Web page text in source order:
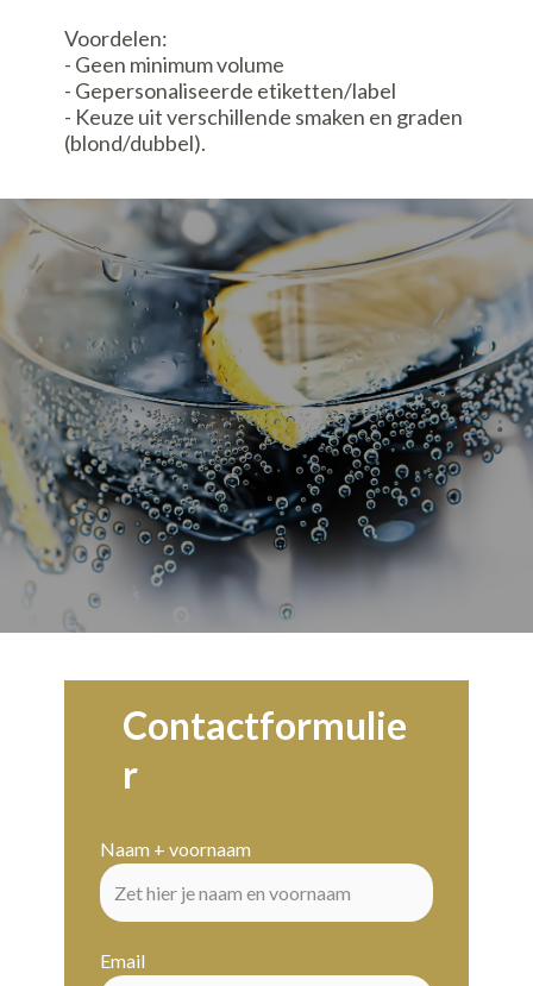
Voordelen:
- Geen minimum volume
- Gepersonaliseerde etiketten/label
- Keuze uit verschillende smaken en graden
(blond/dubbel).
Contactformulie
r
Naam + voornaam
Email